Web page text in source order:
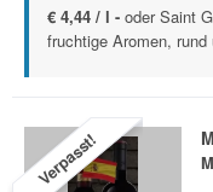
€ 4,44 / l - oder Saint
fruchtige Aromen,
Verpasst!